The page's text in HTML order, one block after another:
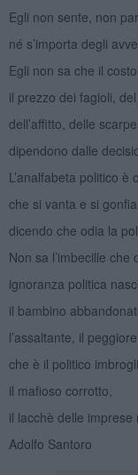
Egli non sente, non
né s’importa degli
Egli non sa che il
il prezzo dei fagioli,
dell’affitto, delle
dipendono dalle
L’analfabeta politico è
che si vanta e si
dicendo che odia la
Non sa l’imbecille che
ignoranza politica
il bambino
l’assaltante, il
che è il politico
il mafioso corrotto,
il lacchè delle imprese
Adolfo Santoro